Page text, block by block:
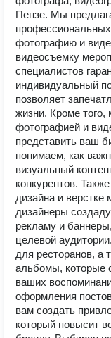
Пензе. Мы
фотографию и
видеосъемку
специалистов
индивидуальный
позволяет
жизни. Кроме
фотографией и
представить ваш
понимаем, как
визуальный
конкурентов.
дизайна и
дизайнеры
рекламу и
целевой
для ресторанов, а
альбомы, которые
ваших
оформления
вам создать
который повысит